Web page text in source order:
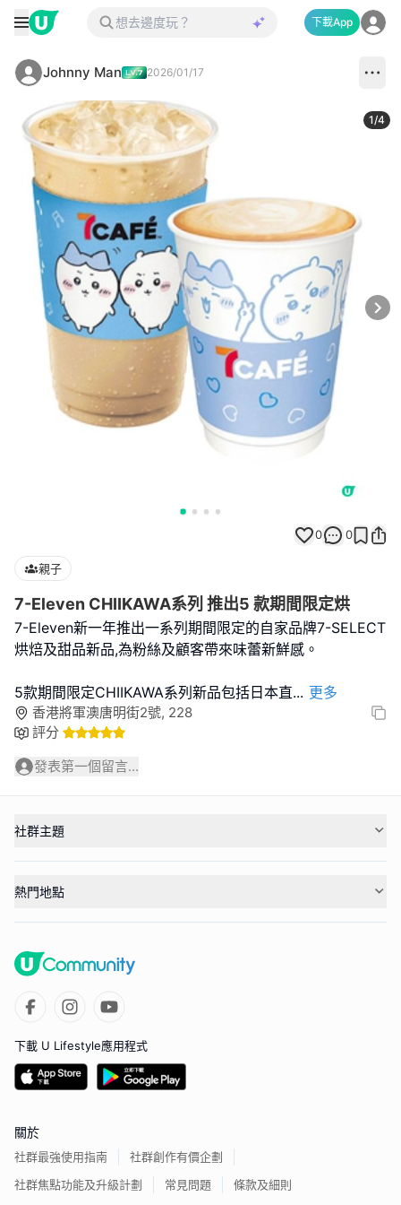
下載App
Johnny Man 2026/01/17
1/4
0 0
親子
7-Eleven CHIIKAWA系列 推出5 款期間限定烘
7-Eleven新一年推出一系列期間限定的自家品牌7-SELECT
烘焙及甜品新品,為粉絲及顧客帶來味蕾新鮮感。
5款期間限定CHIIKAWA系列新品包括日本直... 更多
香港將軍澳唐明街2號, 228
評分
發表第一個留言...
社群主題
熱門地點
下載 U Lifestyle應用程式
關於
社群最強使用指南
社群創作有價企劃
社群焦點功能及升級計劃
常見問題 條款及細則